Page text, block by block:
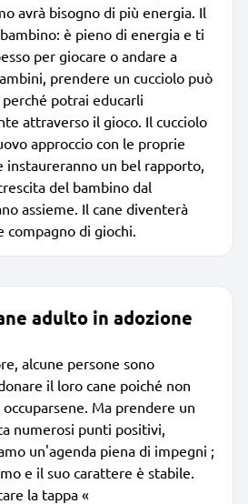
avrà bisogno di più energia. Il
è pieno di energia e ti
per giocare o andare a
prendere un cucciolo può
potrai educarli
attraverso il gioco. Il cucciolo
approccio con le proprie
instaureranno un bel rapporto,
del bambino dal
assieme. Il cane diventerà
di giochi.
adulto in adozione
alcune persone sono
il loro cane poiché non
Ma prendere un
numerosi punti positivi,
un'agenda piena di impegni ;
e il suo carattere è stabile.
la tappa «